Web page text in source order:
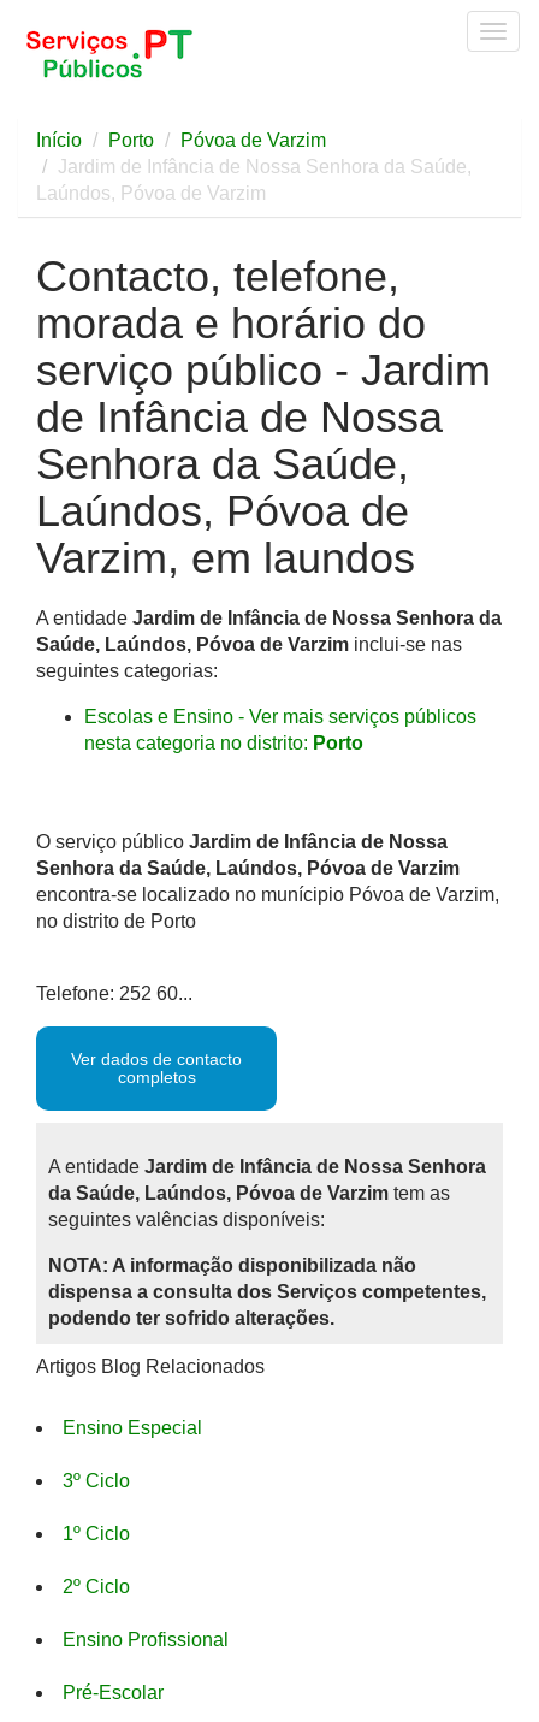
Início Porto
Póvoa de Varzim
Jardim de Infância de Nossa Senhora da Saúde,
Laúndos, Póvoa de Varzim
Contacto, telefone,
morada e horário do
serviço público - Jardim
de Infância de Nossa
Senhora da Saúde,
Laúndos, Póvoa de
Varzim, em laundos
A entidade Jardim de Infância de Nossa Senhora da
Saúde, Laúndos, Póvoa de Varzim inclui-se nas
seguintes categorias:
Escolas e Ensino - Ver mais serviços públicos
nesta categoria no distrito: Porto
O serviço público Jardim de Infância de Nossa
Senhora da Saúde, Laúndos, Póvoa de Varzim
encontra-se localizado no munícipio Póvoa de Varzim,
no distrito de Porto
Telefone: 252 60...
Ver dados de contacto
completos
A entidade Jardim de Infância de Nossa Senhora
da Saúde, Laúndos, Póvoa de Varzim tem as
seguintes valências disponíveis:
NOTA: A informação disponibilizada não
dispensa a consulta dos Serviços competentes,
podendo ter sofrido alterações.
Artigos Blog Relacionados
Ensino Especial
3º Ciclo
1º Ciclo
2º Ciclo
Ensino Profissional
Pré-Escolar